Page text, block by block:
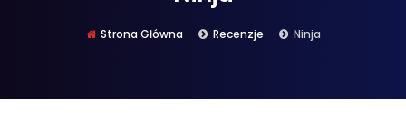
Strona Główna Recenzje Ninja